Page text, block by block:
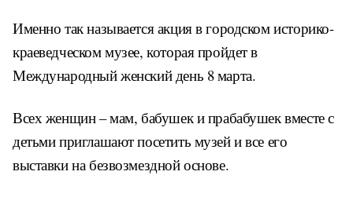
Именно так называется акция в городском историко-
краеведческом музее, которая пройдет в
Международный женский день 8 марта.
Всех женщин – мам, бабушек и прабабушек вместе с
детьми приглашают посетить музей и все его
выставки на безвозмездной основе.